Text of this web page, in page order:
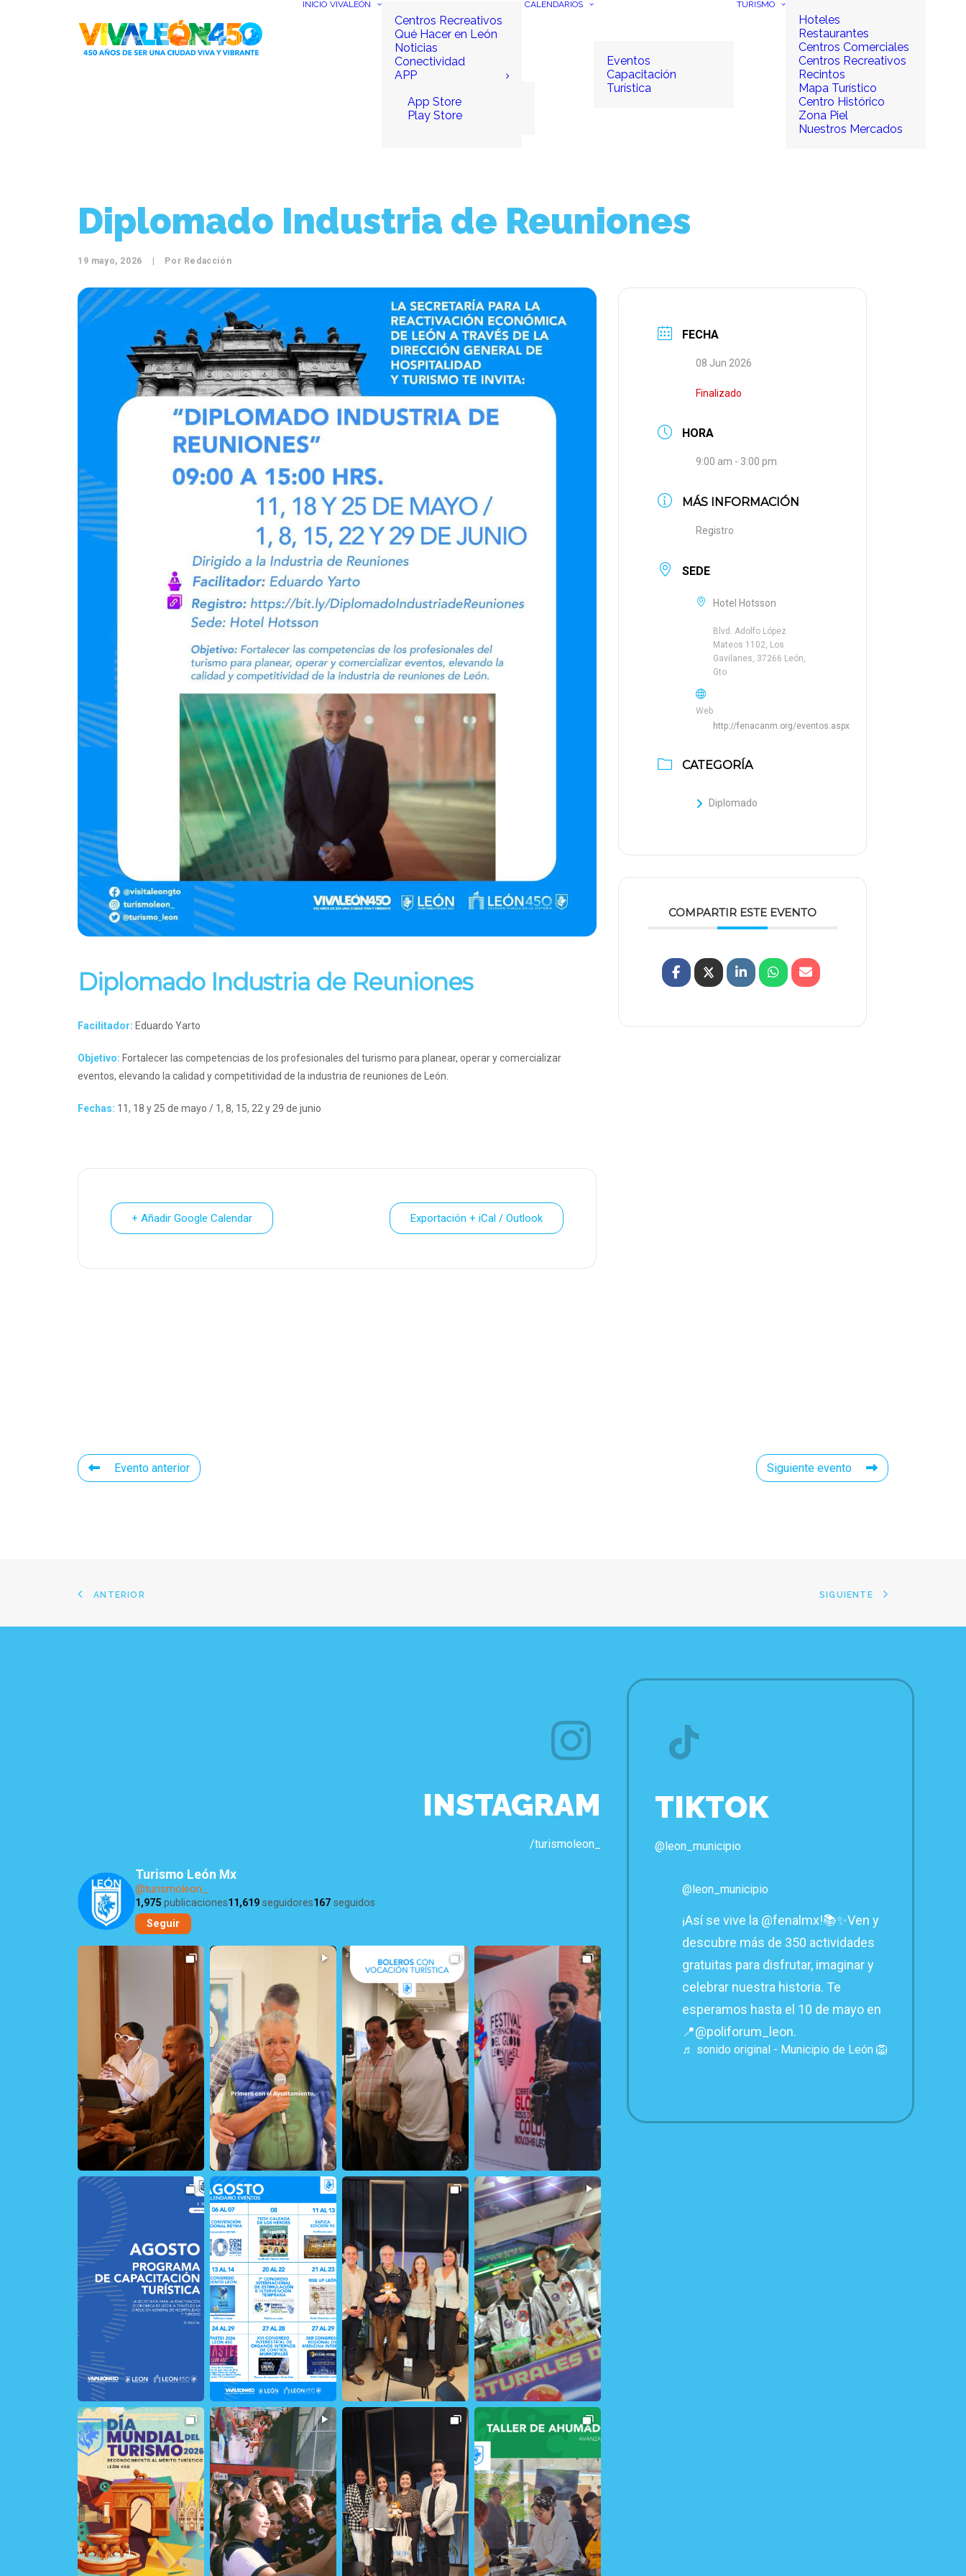
INICIO VIVALEÓN
Centros Recreativos
Qué Hacer en León
Noticias
Conectividad
APP
App Store
Play Store
CALENDARIOS
Eventos
Capacitación
Turística
TURISMO
Hoteles
Restaurantes
Centros Comerciales
Centros Recreativos
Recintos
Mapa Turístico
Centro Histórico
Zona Piel
Nuestros Mercados
Diplomado Industria de Reuniones
19 mayo, 2026 Por Redacción
Diplomado Industria de Reuniones
Facilitador: Eduardo Yarto
Objetivo: Fortalecer las competencias de los profesionales del turismo para planear, operar y comercializar
eventos, elevando la calidad y competitividad de la industria de reuniones de León.
Fechas: 11, 18 y 25 de mayo / 1, 8, 15, 22 y 29 de junio
+ Añadir Google Calendar Exportación + iCal / Outlook
FECHA
08 Jun 2026
Finalizado
HORA
9:00 am - 3:00 pm
MÁS INFORMACIÓN
Registro
SEDE
Hotel Hotsson
Blvd. Adolfo López
Mateos 1102, Los
Gavilanes, 37266 León,
Gto
Web
http://fenacanm.org/eventos.aspx
CATEGORÍA
Diplomado
COMPARTIR ESTE EVENTO
Evento anterior Siguiente evento
ANTERIOR SIGUIENTE
INSTAGRAM
/turismoleon_
Turismo León Mx
@turismoleon_
1,975 publicaciones11,619 seguidores167 seguidos
Seguir
11 154 1
30 0 21
TIKTOK
@leon_municipio
@leon_municipio
¡Así se vive la @fenalmx!📚✨Ven y
descubre más de 350 actividades
gratuitas para disfrutar, imaginar y
celebrar nuestra historia. Te
esperamos hasta el 10 de mayo en
📍@poliforum_leon.
♬ sonido original - Municipio de León 🦁